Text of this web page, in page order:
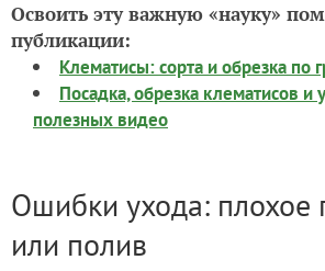
Освоить эту важную «науку»
публикации:
Клематисы: сорта и обрезка по
Посадка, обрезка клематисов и
полезных видео
Ошибки ухода: плохое
или полив